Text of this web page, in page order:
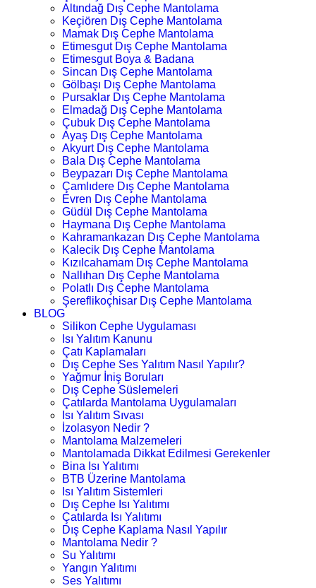
Altındağ Dış Cephe Mantolama
Keçiören Dış Cephe Mantolama
Mamak Dış Cephe Mantolama
Etimesgut Dış Cephe Mantolama
Etimesgut Boya & Badana
Sincan Dış Cephe Mantolama
Gölbaşı Dış Cephe Mantolama
Pursaklar Dış Cephe Mantolama
Elmadağ Dış Cephe Mantolama
Çubuk Dış Cephe Mantolama
Ayaş Dış Cephe Mantolama
Akyurt Dış Cephe Mantolama
Bala Dış Cephe Mantolama
Beypazarı Dış Cephe Mantolama
Çamlıdere Dış Cephe Mantolama
Evren Dış Cephe Mantolama
Güdül Dış Cephe Mantolama
Haymana Dış Cephe Mantolama
Kahramankazan Dış Cephe Mantolama
Kalecik Dış Cephe Mantolama
Kızılcahamam Dış Cephe Mantolama
Nallıhan Dış Cephe Mantolama
Polatlı Dış Cephe Mantolama
Şereflikoçhisar Dış Cephe Mantolama
BLOG
Silikon Cephe Uygulaması
Isı Yalıtım Kanunu
Çatı Kaplamaları
Dış Cephe Ses Yalıtım Nasıl Yapılır?
Yağmur İniş Boruları
Dış Cephe Süslemeleri
Çatılarda Mantolama Uygulamaları
Isı Yalıtım Sıvası
İzolasyon Nedir ?
Mantolama Malzemeleri
Mantolamada Dikkat Edilmesi Gerekenler
Bina Isı Yalıtımı
BTB Üzerine Mantolama
Isı Yalıtım Sistemleri
Dış Cephe Isı Yalıtımı
Çatılarda Isı Yalıtımı
Dış Cephe Kaplama Nasıl Yapılır
Mantolama Nedir ?
Su Yalıtımı
Yangın Yalıtımı
Ses Yalıtımı